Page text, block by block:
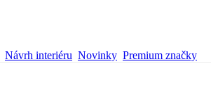
Návrh interiéru Novinky Premium značky